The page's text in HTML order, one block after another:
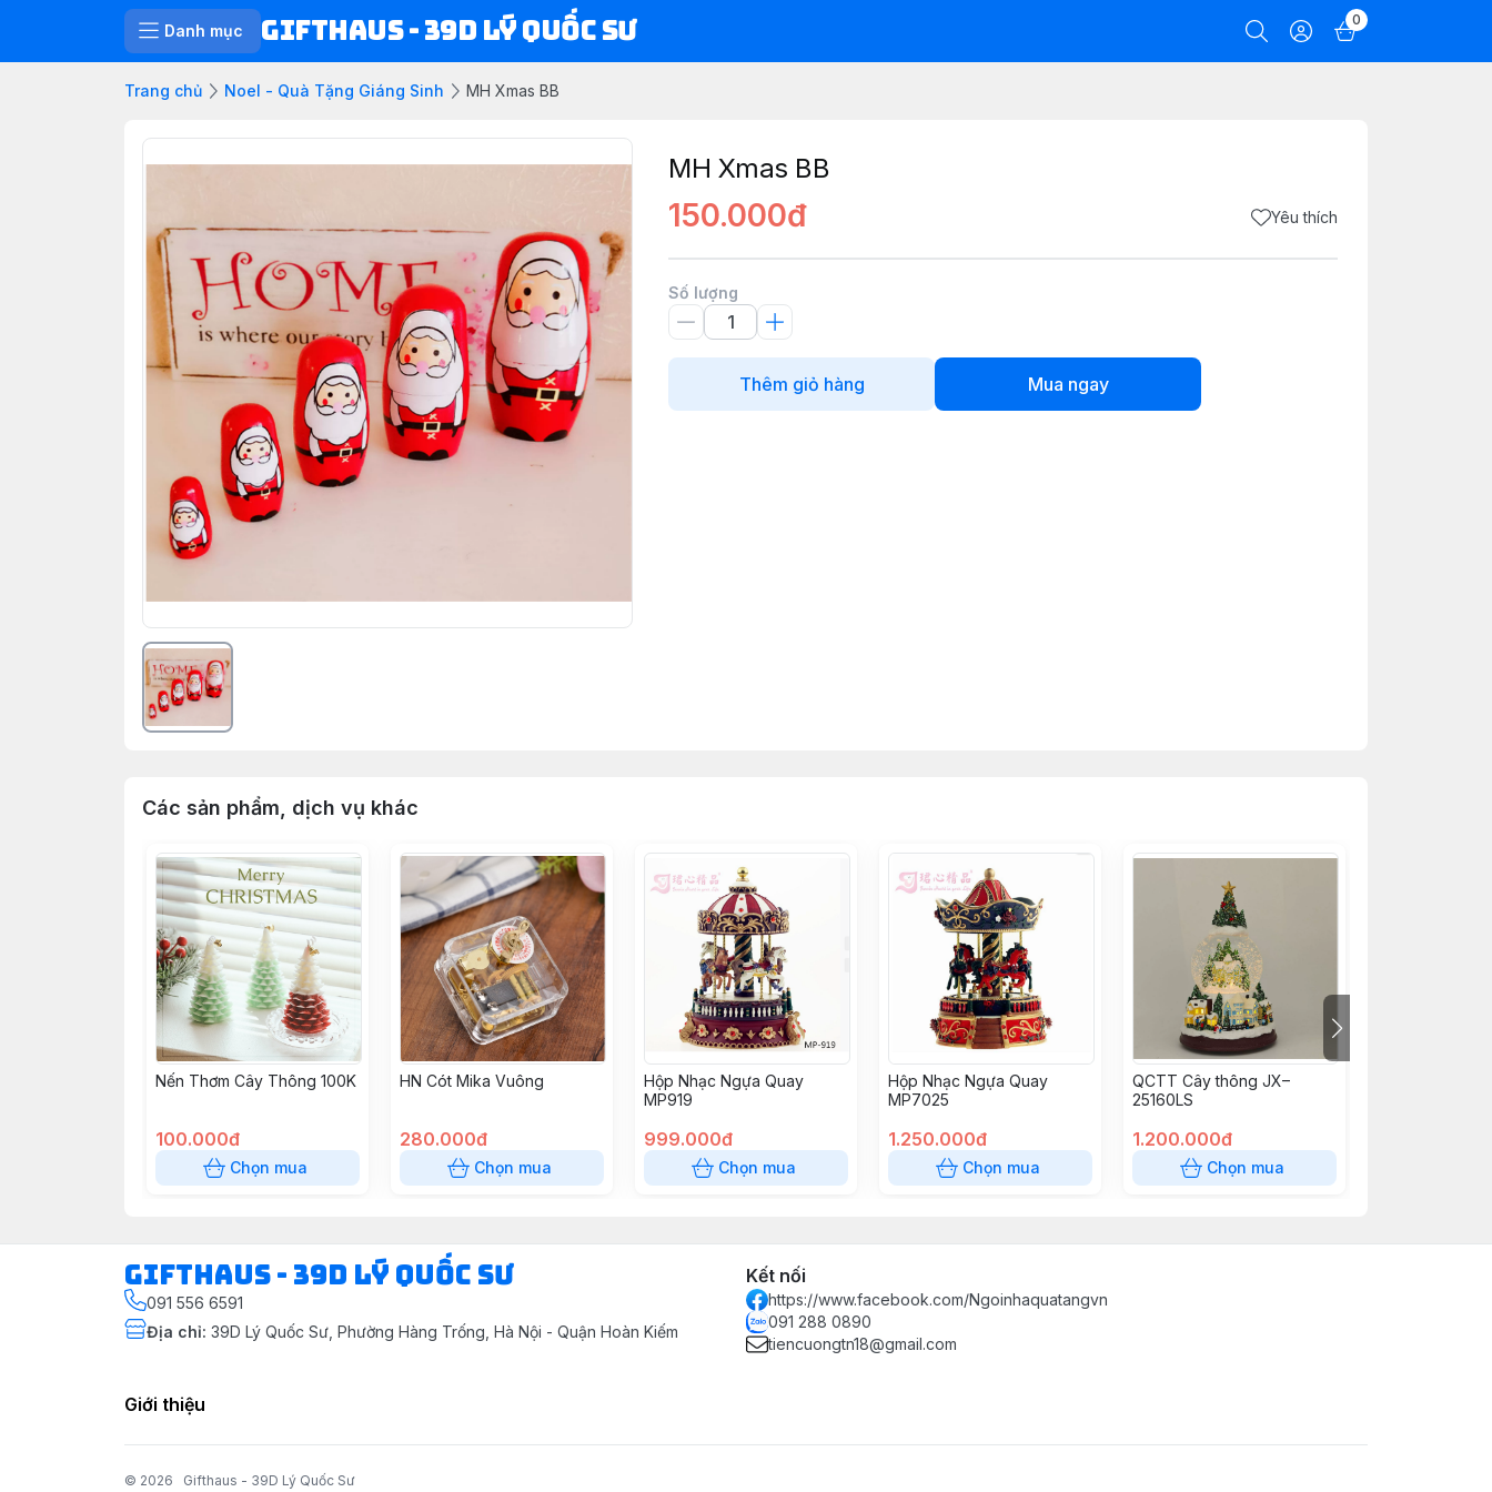
Danh mục Gifthaus - 39D Lý Quốc Sư 0
Trang chủ Noel - Quà Tặng Giáng Sinh MH Xmas BB
MH Xmas BB
150.000đ Yêu thích
Số lượng
Thêm giỏ hàng Mua ngay
Các sản phẩm, dịch vụ khác
Nến Thơm Cây Thông 100K
100.000đ
Chọn mua
HN Cót Mika Vuông
280.000đ
Chọn mua
Hộp Nhạc Ngựa Quay
MP919
999.000đ
Chọn mua
Hộp Nhạc Ngựa Quay
MP7025
1.250.000đ
Chọn mua
QCTT Cây thông JX–
25160LS
1.200.000đ
Chọn mua
Gifthaus - 39D Lý Quốc Sư
091 556 6591
Địa chỉ: 39D Lý Quốc Sư, Phường Hàng Trống, Hà Nội - Quận Hoàn Kiếm
Kết nối
https://www.facebook.com/Ngoinhaquatangvn
091 288 0890
tiencuongtn18@gmail.com
Giới thiệu
© 2026 Gifthaus - 39D Lý Quốc Sư